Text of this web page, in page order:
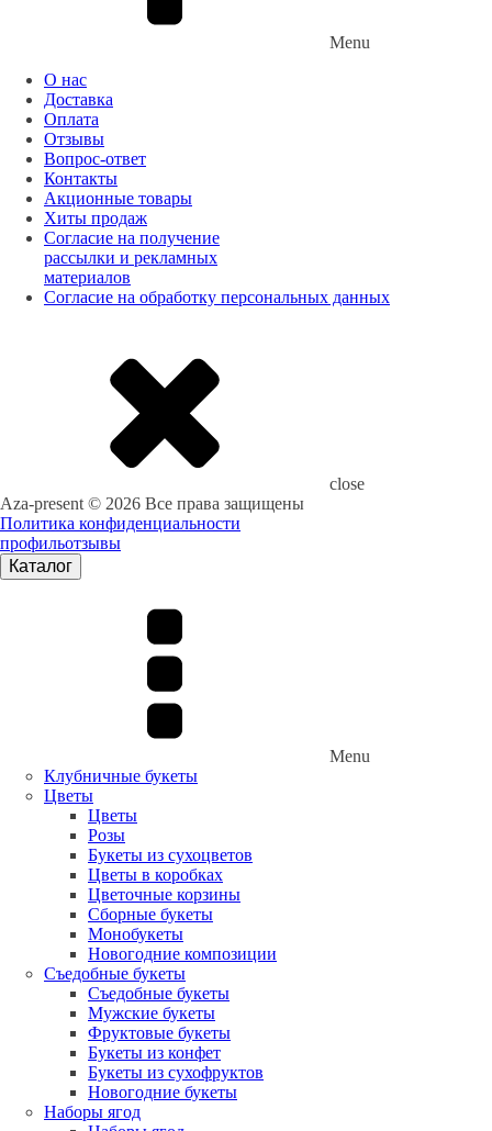
Menu
О нас
Доставка
Оплата
Отзывы
Вопрос-ответ
Контакты
Акционные товары
Хиты продаж
Согласие на получение
рассылки и рекламных
материалов
Согласие на обработку персональных данных
close
Aza-present © 2026 Все права защищены
Политика конфиденциальности
профильотзывы
Каталог
Menu
Клубничные букеты
Цветы
Цветы
Розы
Букеты из сухоцветов
Цветы в коробках
Цветочные корзины
Сборные букеты
Монобукеты
Новогодние композиции
Съедобные букеты
Съедобные букеты
Мужские букеты
Фруктовые букеты
Букеты из конфет
Букеты из сухофруктов
Новогодние букеты
Наборы ягод